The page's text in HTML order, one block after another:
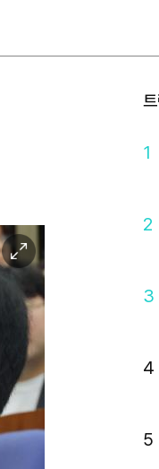
이
미
1
2
3
4
5